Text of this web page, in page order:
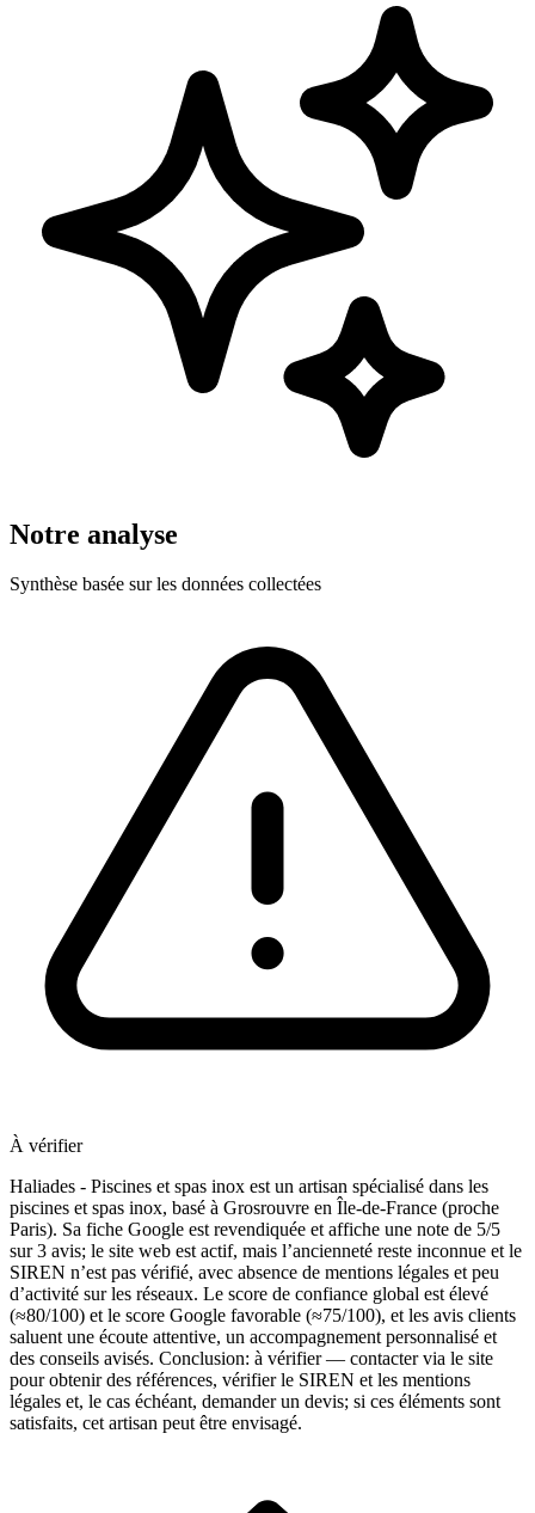
Notre analyse
Synthèse basée sur les données collectées
À vérifier
Haliades - Piscines et spas inox est un artisan spécialisé dans les
piscines et spas inox, basé à Grosrouvre en Île-de-France (proche
Paris). Sa fiche Google est revendiquée et affiche une note de 5/5
sur 3 avis; le site web est actif, mais l’ancienneté reste inconnue et le
SIREN n’est pas vérifié, avec absence de mentions légales et peu
d’activité sur les réseaux. Le score de confiance global est élevé
(≈80/100) et le score Google favorable (≈75/100), et les avis clients
saluent une écoute attentive, un accompagnement personnalisé et
des conseils avisés. Conclusion: à vérifier — contacter via le site
pour obtenir des références, vérifier le SIREN et les mentions
légales et, le cas échéant, demander un devis; si ces éléments sont
satisfaits, cet artisan peut être envisagé.